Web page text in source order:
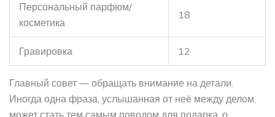
Персональный парфюм/
косметика
18
Гравировка 12
Главный совет — обращать внимание на детали.
Иногда одна фраза, услышанная от неё между делом,